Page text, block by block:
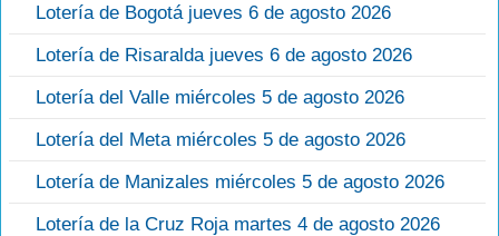
Lotería de Bogotá jueves 6 de agosto 2026
Lotería de Risaralda jueves 6 de agosto 2026
Lotería del Valle miércoles 5 de agosto 2026
Lotería del Meta miércoles 5 de agosto 2026
Lotería de Manizales miércoles 5 de agosto 2026
Lotería de la Cruz Roja martes 4 de agosto 2026